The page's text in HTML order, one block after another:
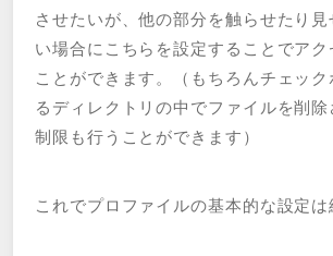
させたいが、他の部分を触らせたり
い場合にこちらを設定することでアク
ことができます。（もちろんチェッ
るディレクトリの中でファイルを削
制限も行うことができます）
これでプロファイルの基本的な設定は